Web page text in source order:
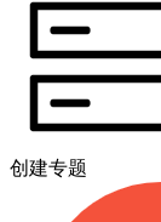
创建专题